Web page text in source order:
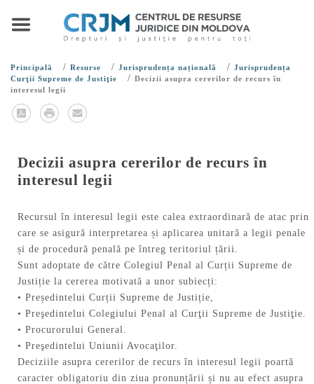
Principală / Resurse / Jurisprudența națională / Jurisprudența
Curţii Supreme de Justiţie
/ Decizii asupra cererilor de recurs în
interesul legii
Decizii asupra cererilor de recurs în
interesul legii
Recursul în interesul legii este calea extraordinară de atac prin
care se asigură interpretarea și aplicarea unitară a legii penale
și de procedură penală pe întreg teritoriul țării.
Sunt adoptate de către Colegiul Penal al Curții Supreme de
Justiție la cererea motivată a unor subiecți:
• Președintelui Curții Supreme de Justiție,
• Preşedintelui Colegiului Penal al Curţii Supreme de Justiţie.
• Procurorului General.
• Preşedintelui Uniunii Avocaţilor.
Deciziile asupra cererilor de recurs în interesul legii poartă
caracter obligatoriu din ziua pronunțării și nu au efect asupra